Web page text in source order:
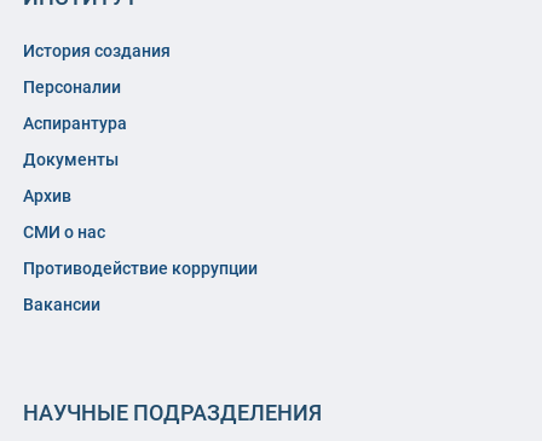
История создания
Персоналии
Аспирантура
Документы
Архив
СМИ о нас
Противодействие коррупции
Вакансии
НАУЧНЫЕ ПОДРАЗДЕЛЕНИЯ